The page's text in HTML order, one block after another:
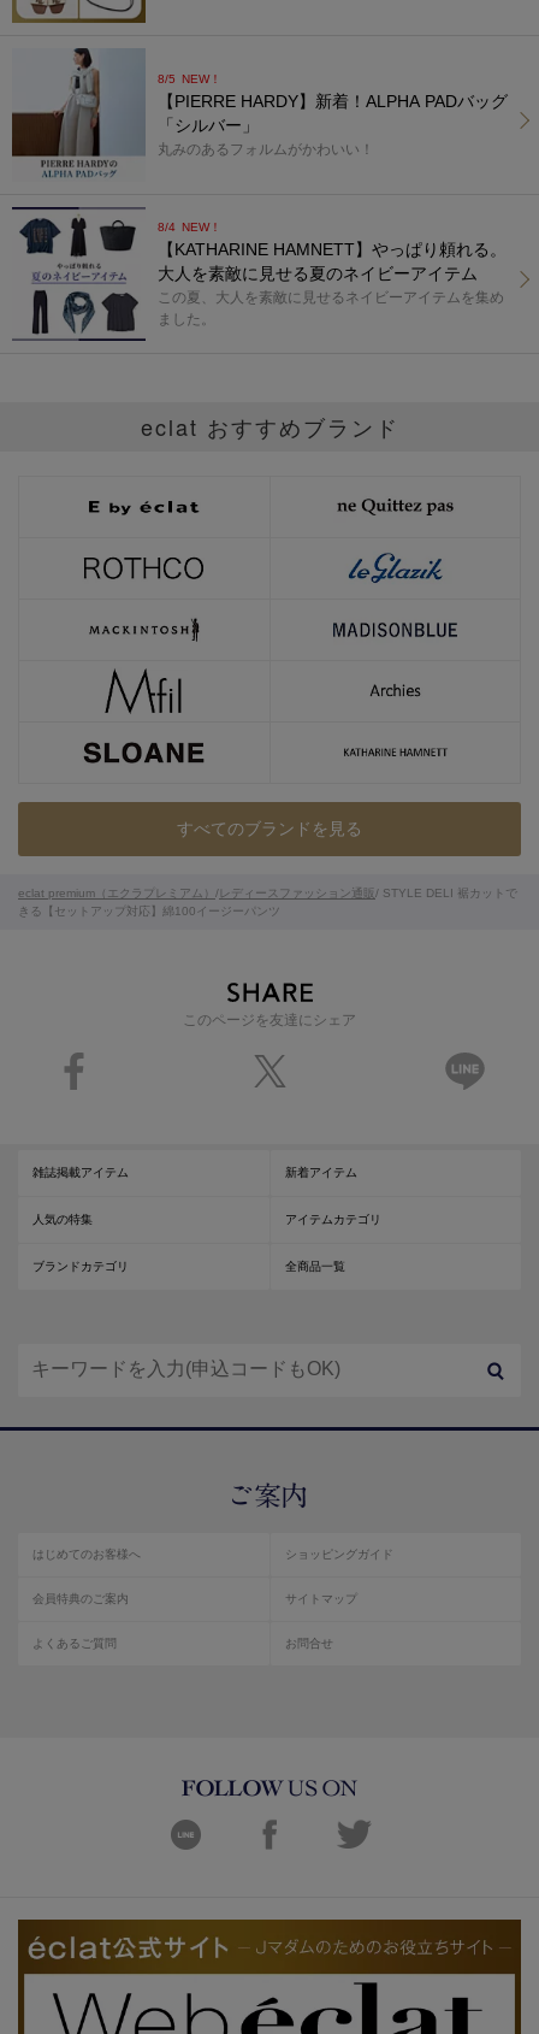
このページを友達にシェア
8/5 NEW！
【PIERRE HARDY】新着！ALPHA PADバッグ
「シルバー」
丸みのあるフォルムがかわいい！
8/4 NEW！
【KATHARINE HAMNETT】やっぱり頼れる。
大人を素敵に見せる夏のネイビーアイテム
この夏、大人を素敵に見せるネイビーアイテムを集め
ました。
eclat おすすめブランド
すべてのブランドを見る
eclat premium（エクラプレミアム） / レディースファッション通販/ STYLE DELI 裾カットで
きる【セットアップ対応】綿100イージーパンツ
雑誌掲載アイテム 新着アイテム
人気の特集 アイテムカテゴリ
ブランドカテゴリ 全商品一覧
はじめてのお客様へ ショッピングガイド
会員特典のご案内 サイトマップ
よくあるご質問 お問合せ